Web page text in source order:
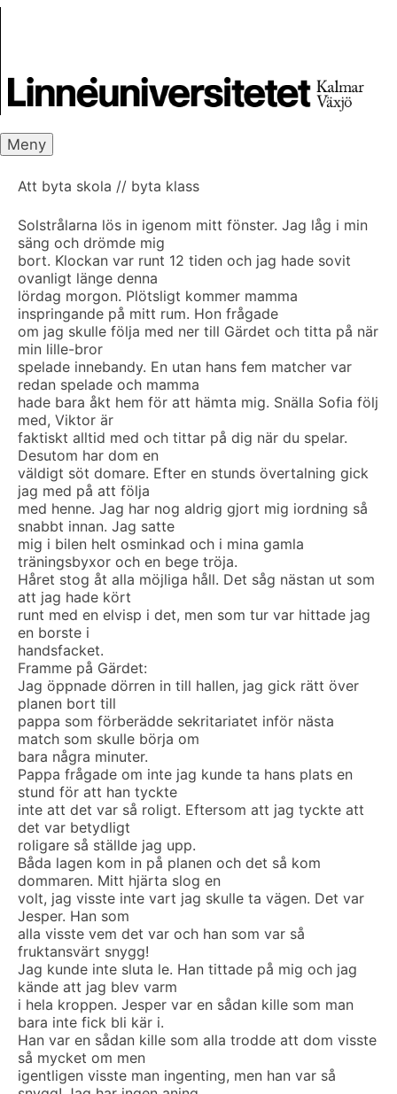
Meny
Att byta skola // byta klass
Solstrålarna lös in igenom mitt fönster. Jag låg i min
säng och drömde mig
bort. Klockan var runt 12 tiden och jag hade sovit
ovanligt länge denna
lördag morgon. Plötsligt kommer mamma
inspringande på mitt rum. Hon frågade
om jag skulle följa med ner till Gärdet och titta på när
min lille-bror
spelade innebandy. En utan hans fem matcher var
redan spelade och mamma
hade bara åkt hem för att hämta mig. Snälla Sofia följ
med, Viktor är
faktiskt alltid med och tittar på dig när du spelar.
Desutom har dom en
väldigt söt domare. Efter en stunds övertalning gick
jag med på att följa
med henne. Jag har nog aldrig gjort mig iordning så
snabbt innan. Jag satte
mig i bilen helt osminkad och i mina gamla
träningsbyxor och en bege tröja.
Håret stog åt alla möjliga håll. Det såg nästan ut som
att jag hade kört
runt med en elvisp i det, men som tur var hittade jag
en borste i
handsfacket.
Framme på Gärdet:
Jag öppnade dörren in till hallen, jag gick rätt över
planen bort till
pappa som förberädde sekritariatet inför nästa
match som skulle börja om
bara några minuter.
Pappa frågade om inte jag kunde ta hans plats en
stund för att han tyckte
inte att det var så roligt. Eftersom att jag tyckte att
det var betydligt
roligare så ställde jag upp.
Båda lagen kom in på planen och det så kom
dommaren. Mitt hjärta slog en
volt, jag visste inte vart jag skulle ta vägen. Det var
Jesper. Han som
alla visste vem det var och han som var så
fruktansvärt snygg!
Jag kunde inte sluta le. Han tittade på mig och jag
kände att jag blev varm
i hela kroppen. Jesper var en sådan kille som man
bara inte fick bli kär i.
Han var en sådan kille som alla trodde att dom visste
så mycket om men
igentligen visste man ingenting, men han var så